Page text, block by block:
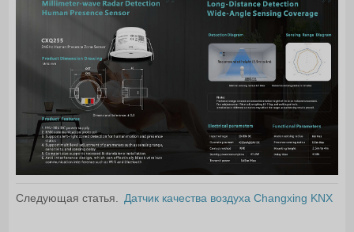
Следующая статья. Датчик качества воздуха Changxing KNX